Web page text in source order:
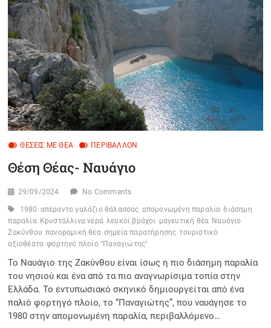
ΘΈΣΕΙΣ ΜΕ ΘΈΑ ΠΕΡΙΒΆΛΛΟΝ
Θέση Θέας- Ναυάγιο
29/09/2024 No Comments
1980 απέραντο γαλάζιο θάλασσας απομονωμένη παραλία διάσημη
παραλία Κρυστάλλινα νερά λευκοί βράχοι μαγευτική θέα Ναυάγιο
Ζακύνθου πανοραμική θέα σημεία παρατήρησης τουριστικό
αξιοθέατο φορτηγό πλοίο "Παναγιώτης"
Το Ναυάγιο της Ζακύνθου είναι ίσως η πιο διάσημη παραλία
του νησιού και ένα από τα πιο αναγνωρίσιμα τοπία στην
Ελλάδα. Το εντυπωσιακό σκηνικό δημιουργείται από ένα
παλιό φορτηγό πλοίο, το “Παναγιώτης”, που ναυάγησε το
1980 στην απομονωμένη παραλία, περιβαλλόμενο…